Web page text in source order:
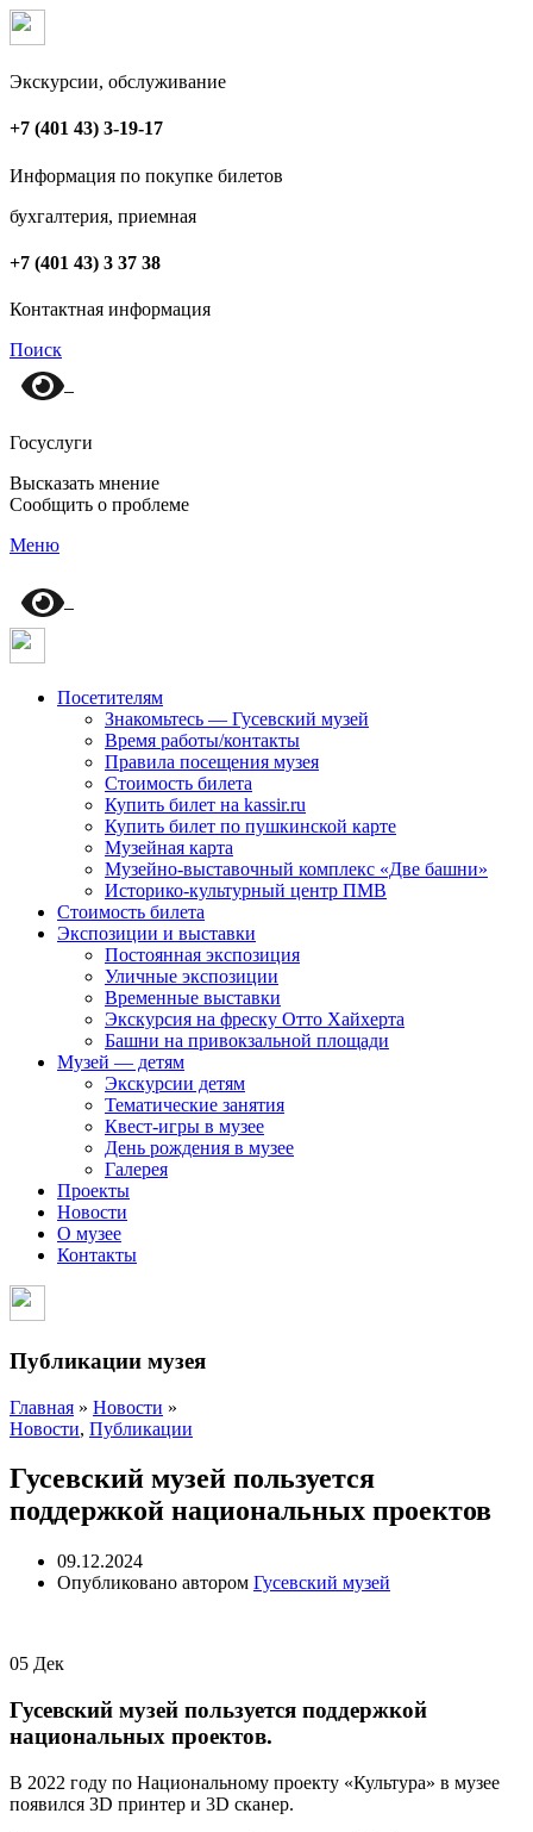
Экскурсии, обслуживание
+7 (401 43) 3-19-17
Информация по покупке билетов
бухгалтерия, приемная
+7 (401 43) 3 37 38
Контактная информация
Поиск
Госуслуги
Высказать мнение
Сообщить о проблеме
Меню
Посетителям
Знакомьтесь — Гусевский музей
Время работы/контакты
Правила посещения музея
Стоимость билета
Купить билет на kassir.ru
Купить билет по пушкинской карте
Музейная карта
Музейно-выставочный комплекс «Две башни»
Историко-культурный центр ПМВ
Стоимость билета
Экспозиции и выставки
Постоянная экспозиция
Уличные экспозиции
Временные выставки
Экскурсия на фреску Отто Хайхерта
Башни на привокзальной площади
Музей — детям
Экскурсии детям
Тематические занятия
Квест-игры в музее
День рождения в музее
Галерея
Проекты
Новости
О музее
Контакты
Публикации музея
Главная » Новости »
Новости, Публикации
Гусевский музей пользуется
поддержкой национальных проектов
09.12.2024
Опубликовано автором Гусевский музей
05 Дек
Гусевский музей пользуется поддержкой
национальных проектов.
В 2022 году по Национальному проекту «Культура» в музее
появился 3D принтер и 3D сканер.